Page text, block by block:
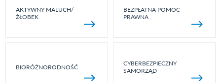
AKTYWNY MALUCH/
ŻŁOBEK
BEZPŁATNA POMOC
PRAWNA
BIORÓŻNORODNOŚĆ
CYBERBEZPIECZNY
SAMORZĄD